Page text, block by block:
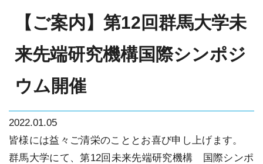
【ご案内】第12回群馬大学未
来先端研究機構国際シンポジ
ウム開催
2022.01.05
皆様には益々ご清栄のこととお喜び申し上げます。
群馬大学にて、第12回未来先端研究機構 国際シンポ